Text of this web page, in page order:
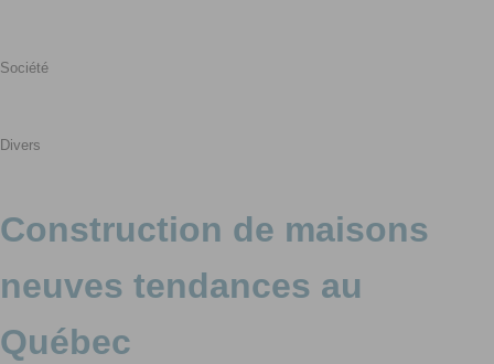
Société
Divers
Construction de maisons
neuves tendances au
Québec